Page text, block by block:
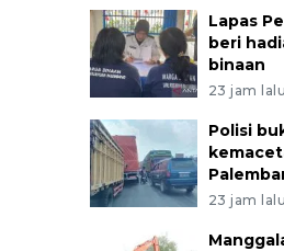
Lapas
beri
binaan
23 jam lalu
Polisi
23 jam lalu